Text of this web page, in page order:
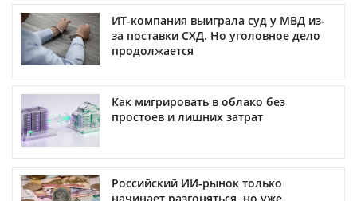
ИТ-компания выиграла суд у МВД из-
за поставки СХД. Но уголовное дело
продолжается
Как мигрировать в облако без
простоев и лишних затрат
Российский ИИ-рынок только
начинает разгоняться, но уже